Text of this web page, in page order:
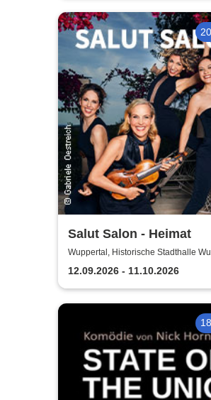
Salut Salon - Heimat
Wuppertal, Historische Stadthalle
12.09.2026 - 11.10.2026